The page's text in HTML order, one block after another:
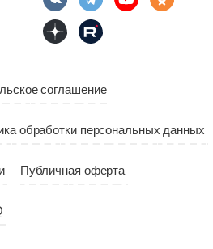
соглашение
обработки персональных данных
Публичная оферта